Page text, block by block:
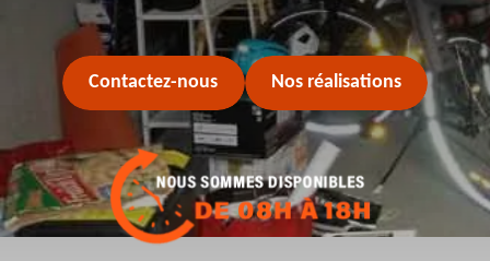
Contactez-nous Nos réalisations